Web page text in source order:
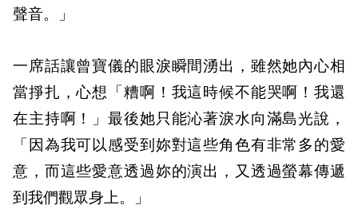
聲音。」
一席話讓曾寶儀的眼淚瞬間湧出，雖然她內心相
當掙扎，心想「糟啊！我這時候不能哭啊！我還
在主持啊！」最後她只能沁著淚水向滿島光說，
「因為我可以感受到妳對這些角色有非常多的愛
意，而這些愛意透過妳的演出，又透過螢幕傳遞
到我們觀眾身上。」